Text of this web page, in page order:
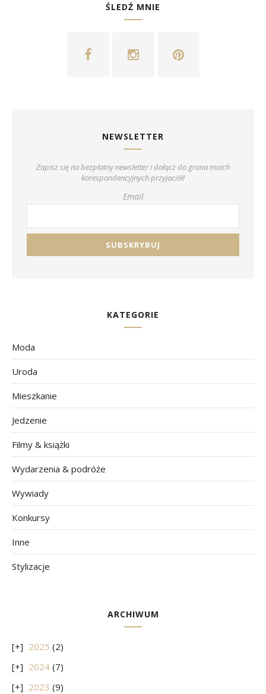
ŚLEDŹ MNIE
NEWSLETTER
Zapisz się na bezpłatny newsletter i dołącz do grona moich
korespondencyjnych przyjaciół!
Email
KATEGORIE
Moda
Uroda
Mieszkanie
Jedzenie
Filmy & książki
Wydarzenia & podróże
Wywiady
Konkursy
Inne
Stylizacje
ARCHIWUM
2025 (2)
2024 (7)
2023 (9)